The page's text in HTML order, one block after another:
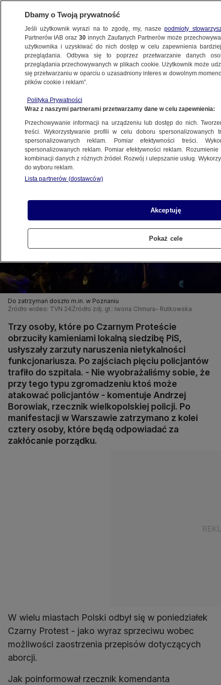
POLSKA
Proteście w Poznaniu
3.10.2016, 21:18Aktualizacja:4.10.2016, 15:00
Udostępnij
Do zatrzymań doszło m.in. w Poznaniu
Źródło wideo: TVN 24 Źródło zdj. gł.: Iwona Chmura- Rutkowska
Trzy osoby, które po Czarnym Proteście
obrzuciły kamieniami lokalną siedzibę PiS,
usłyszały zarzuty naruszenia nietykalności
funkcjonariusza. Po zajściach pięciu policjantów
trafiło do szpitala. - Nie wyobrażaliśmy sobie, że
przy tego typu zgromadzeniu ktoś może
atakować policjantów - komentuje Andrzej
Borowiak, rzecznik wielkopolskiej policji. Po
manifestacji w Warszawie zatrzymano z kolei
cztery osoby, które będą odpowiadać za
zakłócanie porządku.
W wielu miastach Polski odbył się w poniedziałek
Czarny Protest - jako wyraz sprzeciwu wobec
możliwości zaostrzenia przepisów dotyczących
aborcji.
Jak poinformował rzecznik komendanta
Dbamy o Twoją prywatność
Jeśli użytkownik wyrazi na to zgodę, my, naszepodmioty
Partnerów IAB oraz30 innych Zaufanych Partnerów może
użytkownika i uzyskiwać do nich dostęp w celu zapewnienia
przeglądania. Odbywa się to poprzez przetwarzanie danych
przeglądania przechowywanych w plikach cookie. Użytkownik może
się przetwarzaniu w oparciu o uzasadniony interes w dowolnym
plików cookie i reklam”.
Polityka Prywatności
Wraz z naszymi partnerami przetwarzamy dane w celu zapewnienia:
Przechowywanie informacji na urządzeniu lub dostęp do nich.
treści. Wykorzystywanie profili w celu doboru spersonalizowanych
spersonalizowanych reklam. Pomiar efektywności treści.
spersonalizowanych reklam. Pomiar efektywności reklam.
kombinacji danych z różnych źródeł. Rozwój i ulepszanie usług.
do wyboru reklam.
Lista partnerów (dostawców)
Akceptuję
Pokaż cele